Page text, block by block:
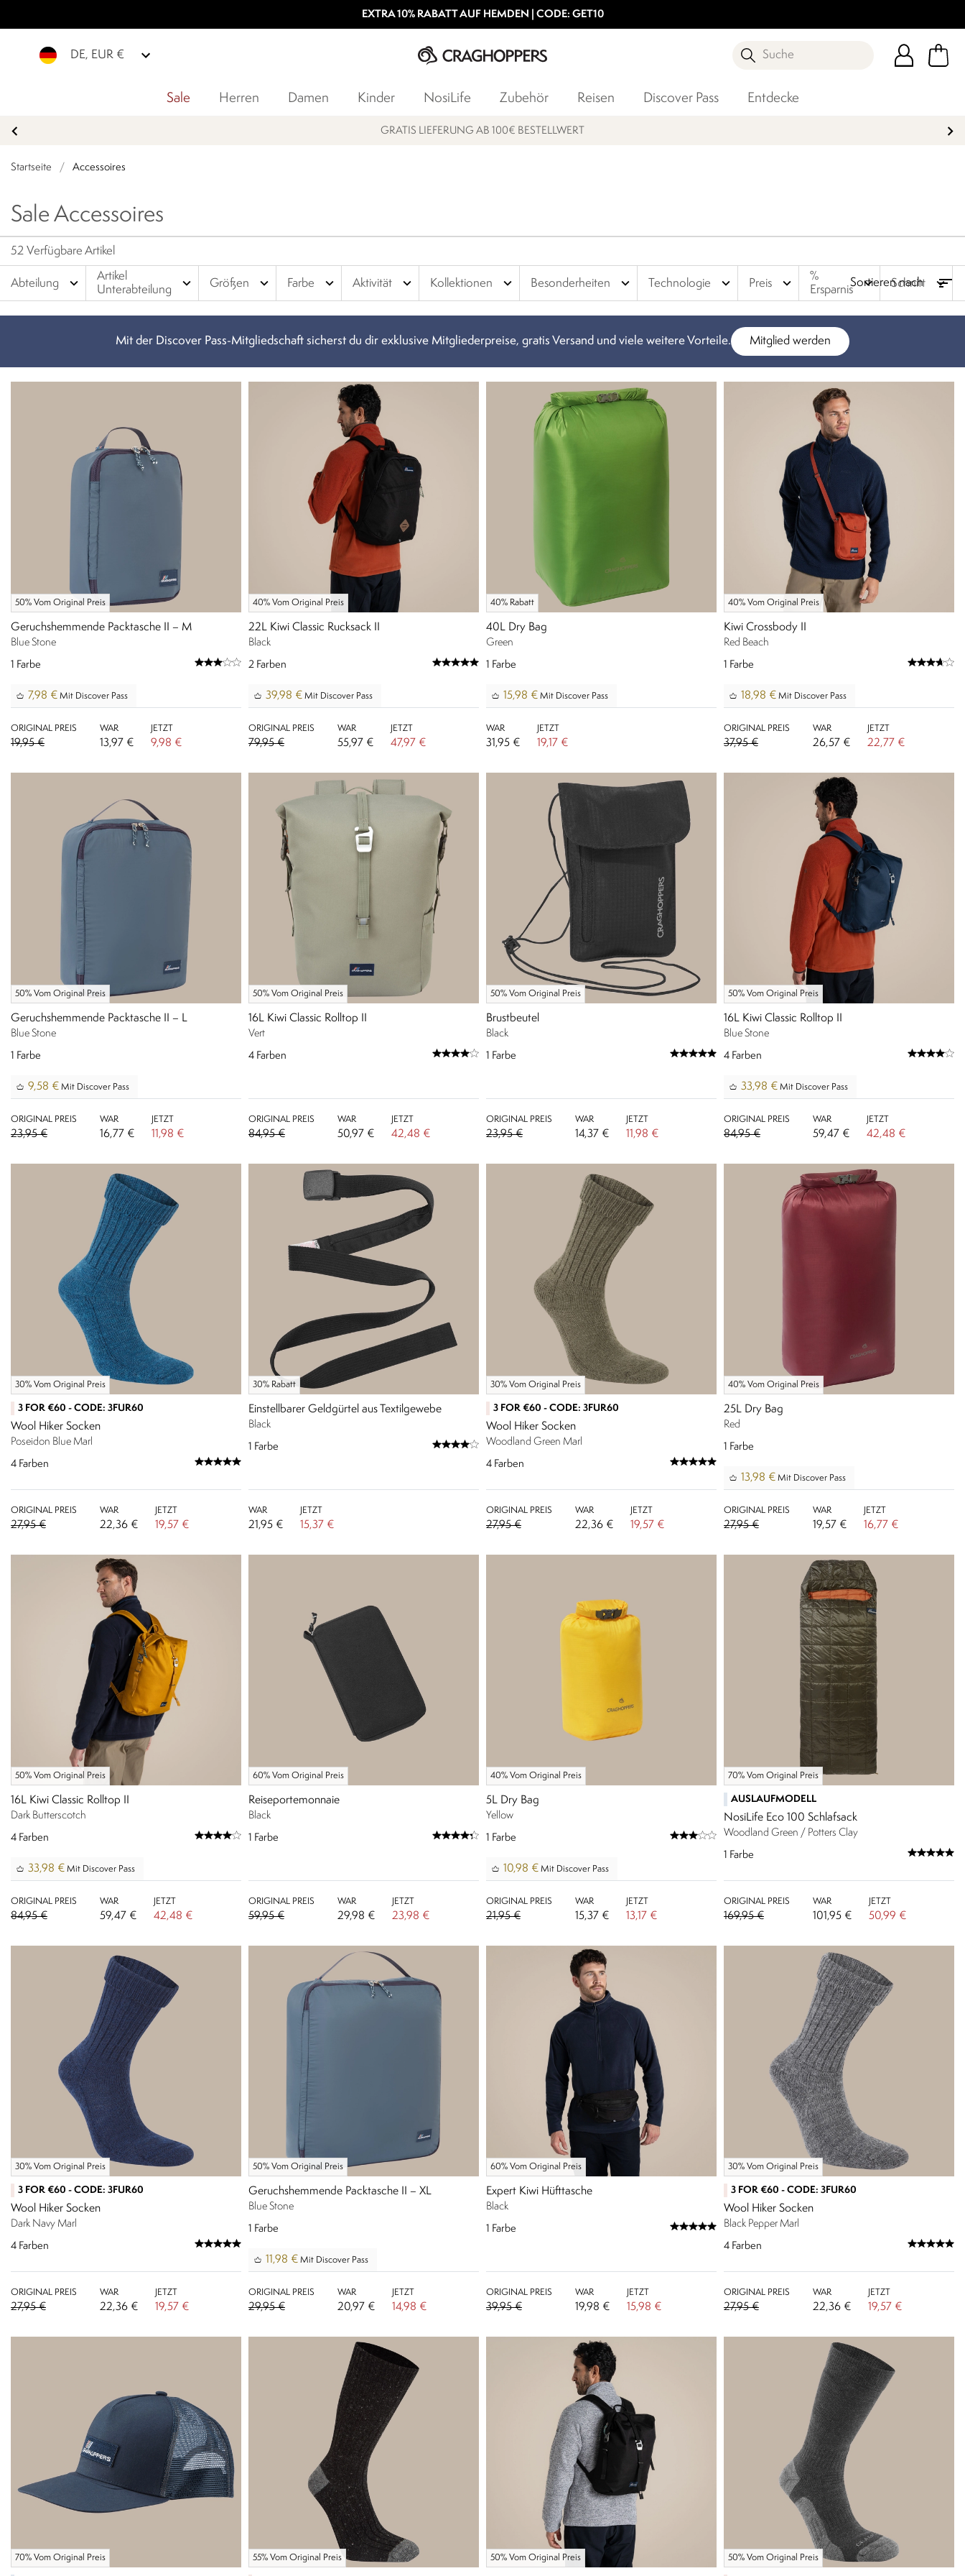
EXTRA 10% RABATT AUF HEMDEN | CODE: GET10
DE, EUR € Suche
Sale Herren Damen Kinder NosiLife Zubehör Reisen Discover Pass Entdecke
15% STUDENTENRABATT
Startseite / Accessoires
Sale Accessoires
52 Verfügbare Artikel
Abteilung expand_more
Artikel
Unterabteilung
expand_more Größen expand_more Farbe expand_more Aktivität expand_more Kollektionen expand_more Besonderheiten expand_more Technologie expand_more Preis expand_more
%
Ersparnis expand_more Schnitt expand_more
Mit der Discover Pass-Mitgliedschaft sicherst du dir exklusive Mitgliederpreise, gratis Versand und viele weitere Vorteile. Mitglied werden
50% Vom Original Preis
Geruchshemmende Packtasche II – M
Blue Stone
1 Farbe
7,98 € Mit Discover Pass
ORIGINAL PREIS
19,95 €
WAR
13,97 €
JETZT
9,98 €
40% Vom Original Preis
22L Kiwi Classic Rucksack II
Black
2 Farben
39,98 € Mit Discover Pass
ORIGINAL PREIS
79,95 €
WAR
55,97 €
JETZT
47,97 €
40% Rabatt
40L Dry Bag
Green
1 Farbe
15,98 € Mit Discover Pass
WAR
31,95 €
JETZT
19,17 €
40% Vom Original Preis
Kiwi Crossbody II
Red Beach
1 Farbe
18,98 € Mit Discover Pass
ORIGINAL PREIS
37,95 €
WAR
26,57 €
JETZT
22,77 €
50% Vom Original Preis
Geruchshemmende Packtasche II – L
Blue Stone
1 Farbe
9,58 € Mit Discover Pass
ORIGINAL PREIS
23,95 €
WAR
16,77 €
JETZT
11,98 €
50% Vom Original Preis
16L Kiwi Classic Rolltop II
Vert
4 Farben
ORIGINAL PREIS
84,95 €
WAR
50,97 €
JETZT
42,48 €
50% Vom Original Preis
Brustbeutel
Black
1 Farbe
ORIGINAL PREIS
23,95 €
WAR
14,37 €
JETZT
11,98 €
50% Vom Original Preis
16L Kiwi Classic Rolltop II
Blue Stone
4 Farben
33,98 € Mit Discover Pass
ORIGINAL PREIS
84,95 €
WAR
59,47 €
JETZT
42,48 €
30% Vom Original Preis
3 FOR €60 - CODE: 3FUR60
Wool Hiker Socken
Poseidon Blue Marl
4 Farben
ORIGINAL PREIS
27,95 €
WAR
22,36 €
JETZT
19,57 €
30% Rabatt
Einstellbarer Geldgürtel aus Textilgewebe
Black
1 Farbe
WAR
21,95 €
JETZT
15,37 €
30% Vom Original Preis
3 FOR €60 - CODE: 3FUR60
Wool Hiker Socken
Woodland Green Marl
4 Farben
ORIGINAL PREIS
27,95 €
WAR
22,36 €
JETZT
19,57 €
40% Vom Original Preis
25L Dry Bag
Red
1 Farbe
13,98 € Mit Discover Pass
ORIGINAL PREIS
27,95 €
WAR
19,57 €
JETZT
16,77 €
50% Vom Original Preis
16L Kiwi Classic Rolltop II
Dark Butterscotch
4 Farben
33,98 € Mit Discover Pass
ORIGINAL PREIS
84,95 €
WAR
59,47 €
JETZT
42,48 €
60% Vom Original Preis
Reiseportemonnaie
Black
1 Farbe
ORIGINAL PREIS
59,95 €
WAR
29,98 €
JETZT
23,98 €
40% Vom Original Preis
5L Dry Bag
Yellow
1 Farbe
10,98 € Mit Discover Pass
ORIGINAL PREIS
21,95 €
WAR
15,37 €
JETZT
13,17 €
70% Vom Original Preis
AUSLAUFMODELL
NosiLife Eco 100 Schlafsack
Woodland Green / Potters Clay
1 Farbe
ORIGINAL PREIS
169,95 €
WAR
101,95 €
JETZT
50,99 €
30% Vom Original Preis
3 FOR €60 - CODE: 3FUR60
Wool Hiker Socken
Dark Navy Marl
4 Farben
ORIGINAL PREIS
27,95 €
WAR
22,36 €
JETZT
19,57 €
50% Vom Original Preis
Geruchshemmende Packtasche II – XL
Blue Stone
1 Farbe
11,98 € Mit Discover Pass
ORIGINAL PREIS
29,95 €
WAR
20,97 €
JETZT
14,98 €
60% Vom Original Preis
Expert Kiwi Hüfttasche
Black
1 Farbe
ORIGINAL PREIS
39,95 €
WAR
19,98 €
JETZT
15,98 €
30% Vom Original Preis
3 FOR €60 - CODE: 3FUR60
Wool Hiker Socken
Black Pepper Marl
4 Farben
ORIGINAL PREIS
27,95 €
WAR
22,36 €
JETZT
19,57 €
70% Vom Original Preis 55% Vom Original Preis 50% Vom Original Preis 50% Vom Original Preis